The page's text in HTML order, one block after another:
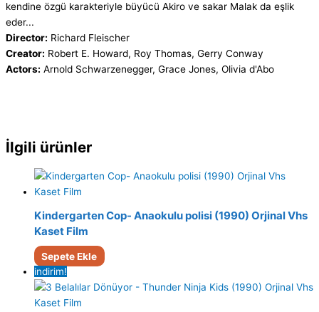
kendine özgü karakteriyle büyücü Akiro ve sakar Malak da eşlik
eder...
Director: Richard Fleischer
Creator: Robert E. Howard, Roy Thomas, Gerry Conway
Actors: Arnold Schwarzenegger, Grace Jones, Olivia d'Abo
İlgili ürünler
Kindergarten Cop- Anaokulu polisi (1990) Orjinal Vhs
Kaset Film
Sepete Ekle
indirim!